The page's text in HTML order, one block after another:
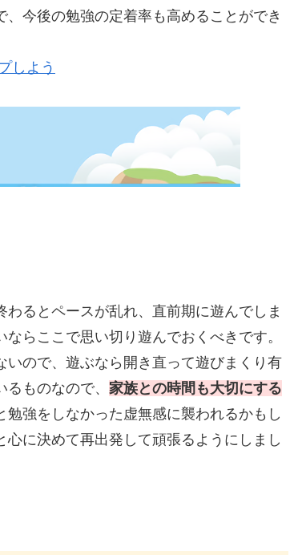
今後の勉強の定着率も高めることができ
しよう
るとペースが乱れ、直前期に遊んでしま
らここで思い切り遊んでおくべきです。
ので、遊ぶなら開き直って遊びまくり有
ものなので、 家族との時間も大切にする
強をしなかった虚無感に襲われるかもし
に決めて再出発して頑張るようにしまし